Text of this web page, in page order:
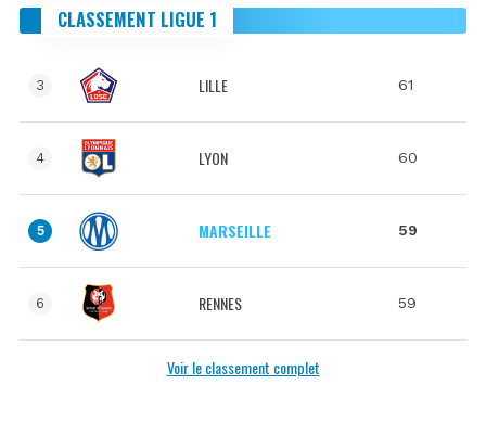
CLASSEMENT LIGUE 1
3 LILLE 61
4 LYON 60
5 MARSEILLE 59
6 RENNES 59
Voir le classement complet